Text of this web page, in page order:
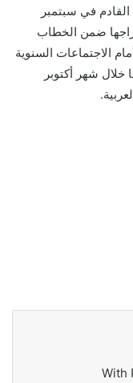
في سبتمبر
ضمن الخطاب
الاجتماعات السنوية
خلال شهر أكتوبر
With